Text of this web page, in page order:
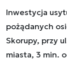
Inwestycja
pożądanych
Skorupy, przy
miasta, 3 min.